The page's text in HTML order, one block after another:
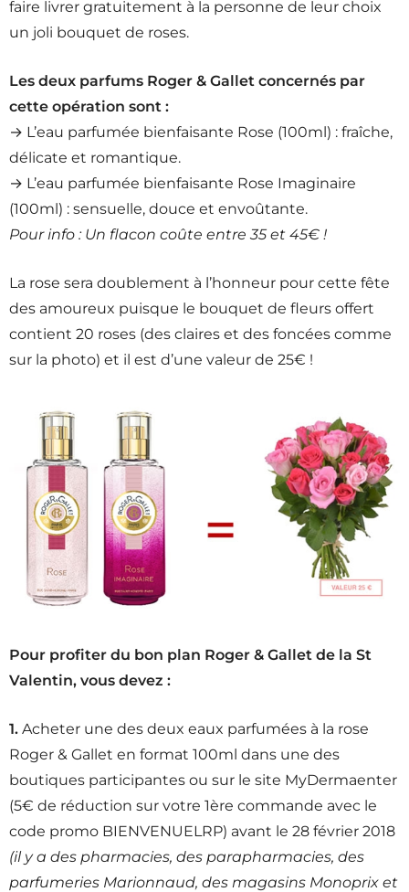
faire livrer gratuitement à la personne de leur choix
un joli bouquet de roses.
Les deux parfums Roger & Gallet concernés par
cette opération sont :
→ L’eau parfumée bienfaisante Rose (100ml) : fraîche,
délicate et romantique.
→ L’eau parfumée bienfaisante Rose Imaginaire
(100ml) : sensuelle, douce et envoûtante.
Pour info : Un flacon coûte entre 35 et 45€ !
La rose sera doublement à l’honneur pour cette fête
des amoureux puisque le bouquet de fleurs offert
contient 20 roses (des claires et des foncées comme
sur la photo) et il est d’une valeur de 25€ !
Pour profiter du bon plan Roger & Gallet de la St
Valentin, vous devez :
1. Acheter une des deux eaux parfumées à la rose
Roger & Gallet en format 100ml dans une des
boutiques participantes ou sur le site MyDermaenter
(5€ de réduction sur votre 1ère commande avec le
code promo BIENVENUELRP) avant le 28 février 2018
(il y a des pharmacies, des parapharmacies, des
parfumeries Marionnaud, des magasins Monoprix et